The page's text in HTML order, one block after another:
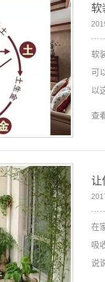
软
软
可
以
查
让
在
吸
说